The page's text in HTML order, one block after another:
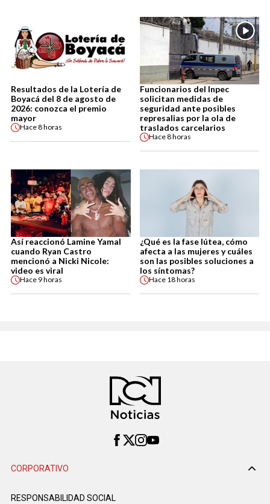
Resultados de la Lotería de
Boyacá del 8 de agosto de
2026: conozca el premio
mayor
Hace8 horas
Funcionarios del Inpec
solicitan medidas de
seguridad ante posibles
represalias por la ola de
traslados carcelarios
Hace8 horas
Así reaccionó Lamine Yamal
cuando Ryan Castro
mencionó a Nicki Nicole:
video es viral
Hace 9 horas
¿Qué es la fase lútea, cómo
afecta a las mujeres y cuáles
son las posibles soluciones a
los síntomas?
Hace 18 horas
CORPORATIVO
RESPONSABILIDAD SOCIAL